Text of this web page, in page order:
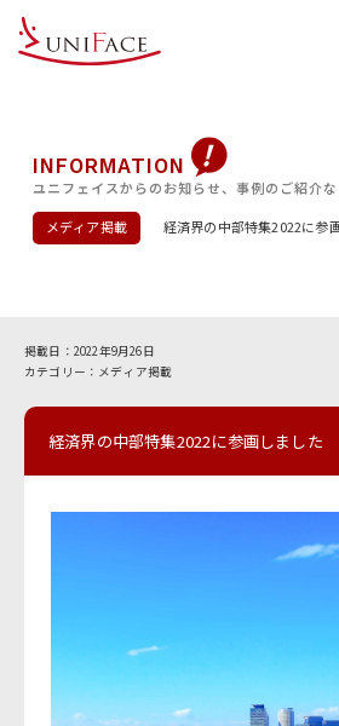
INFORMATION
ユニフェイスからのお知らせ、事例のご紹介
メディア掲載 経済界の中部特集2022に参
2022年9月26日
メディア掲載
経済界の中部特集2022に参画しました